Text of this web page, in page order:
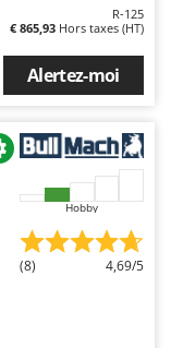
R-125
€ 865,93 Hors taxes (HT)
Alertez-moi
Hobby
(8) 4,69/5